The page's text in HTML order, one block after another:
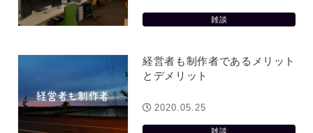
雑談
経営者も制作者であるメリット
とデメリット
雑談
2020.05.25